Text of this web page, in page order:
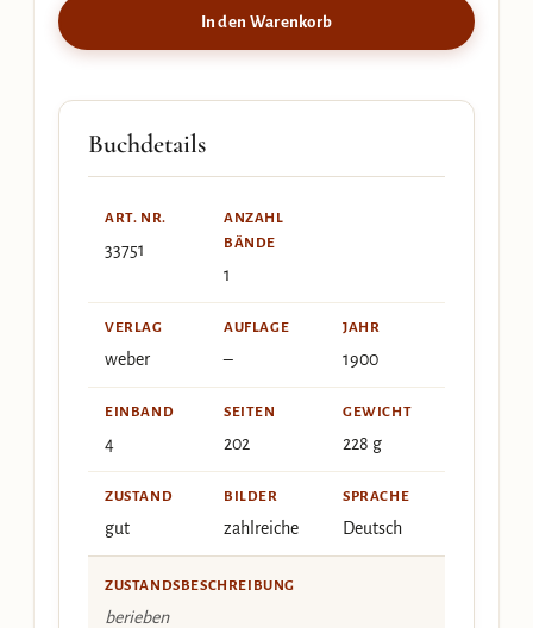
In den Warenkorb
Buchdetails
ART. NR.
33751
ANZAHL
BÄNDE
1
VERLAG
weber
AUFLAGE
–
JAHR
1900
EINBAND
4
SEITEN
202
GEWICHT
228 g
ZUSTAND
gut
BILDER
zahlreiche
SPRACHE
Deutsch
ZUSTANDSBESCHREIBUNG
berieben